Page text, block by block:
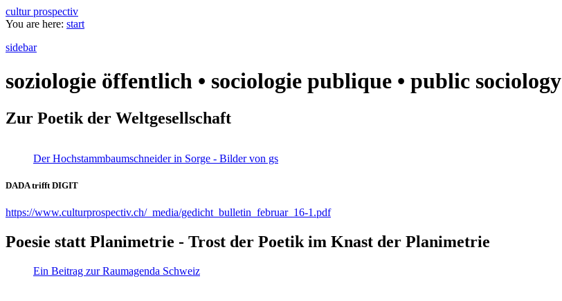
cultur prospectiv
You are here: start
sidebar
soziologie öffentlich • sociologie publique • public sociology
Zur Poetik der Weltgesellschaft
Der Hochstammbaumschneider in Sorge - Bilder von gs
DADA trifft DIGIT
https://www.culturprospectiv.ch/_media/gedicht_bulletin_februar_16-1.pdf
Poesie statt Planimetrie - Trost der Poetik im Knast der Planimetrie
Ein Beitrag zur Raumagenda Schweiz